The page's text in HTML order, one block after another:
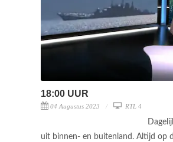
18:00 UUR
04 Augustus 2023 RTL 4
uit binnen- en buitenland. Altijd op